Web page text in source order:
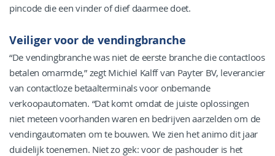
pincode die een vinder of dief daarmee doet.
Veiliger voor de vendingbranche
“De vendingbranche was niet de eerste branche die contactloos
betalen omarmde,” zegt Michiel Kalff van Payter BV, leverancier
van contactloze betaalterminals voor onbemande
verkoopautomaten. “Dat komt omdat de juiste oplossingen
niet meteen voorhanden waren en bedrijven aarzelden om de
vendingautomaten om te bouwen. We zien het animo dit jaar
duidelijk toenemen. Niet zo gek: voor de pashouder is het